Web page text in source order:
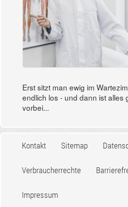
Erst sitzt man ewig im
endlich los - und dann ist alles
vorbei...
Kontakt Sitemap
Verbraucherrechte
Impressum